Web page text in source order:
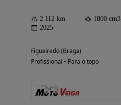
2 112 km 1800 cm3
2025
Figueiredo (Braga)
Profissional • Para o topo